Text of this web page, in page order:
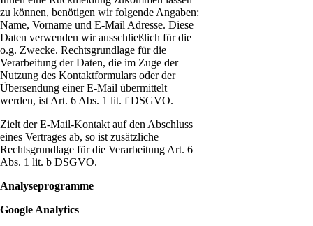
zu können, benötigen wir folgende Angaben:
Name, Vorname und E-Mail Adresse. Diese
Daten verwenden wir ausschließlich für die
o.g. Zwecke. Rechtsgrundlage für die
Verarbeitung der Daten, die im Zuge der
Nutzung des Kontaktformulars oder der
Übersendung einer E-Mail übermittelt
werden, ist Art. 6 Abs. 1 lit. f DSGVO.
Zielt der E-Mail-Kontakt auf den Abschluss
eines Vertrages ab, so ist zusätzliche
Rechtsgrundlage für die Verarbeitung Art. 6
Abs. 1 lit. b DSGVO.
Analyseprogramme
Google Analytics